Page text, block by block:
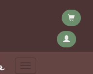
Menu